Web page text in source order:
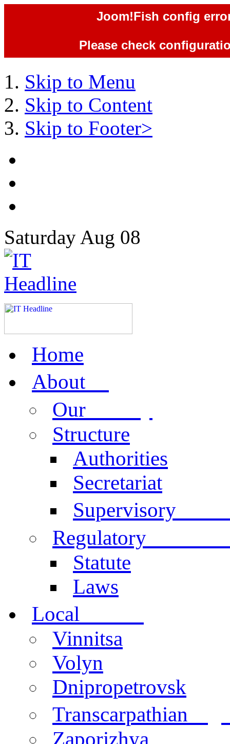
Joom!Fish config
Please check
Skip to Menu
Skip to Content
Skip to Footer>
Saturday Aug 08
Home
Aboutus
Our
Structure
Authorities
Secretariat
Supervisory
Regulatory
Statute
Laws
Local
Vinnitsa
Volyn
Dnipropetrovsk
Transcarpathian
Zaporizhya